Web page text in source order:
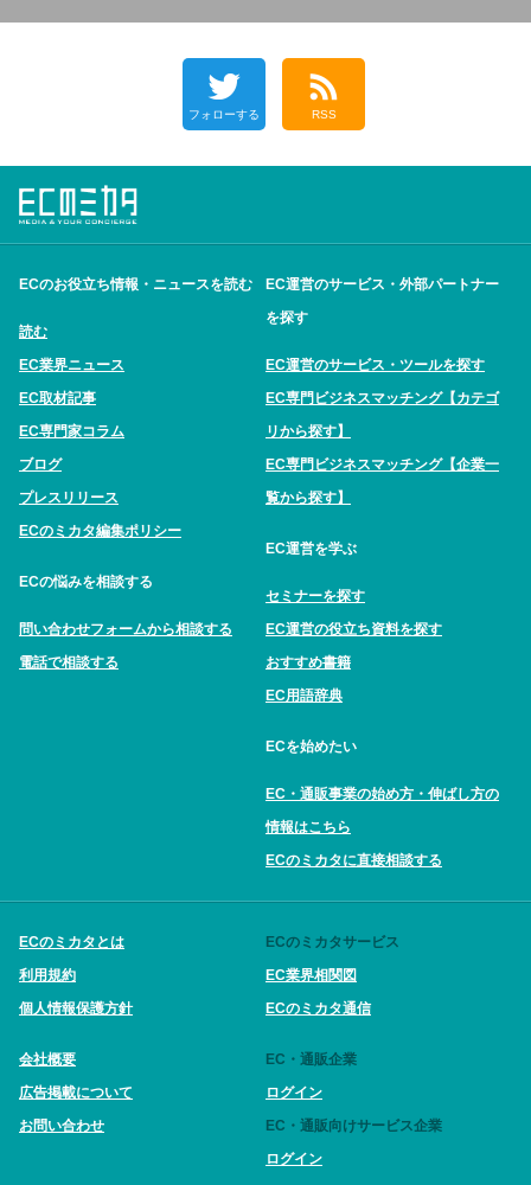
フォローする RSS
ECのお役立ち情報・ニュースを読む
読む
EC業界ニュース
EC取材記事
EC専門家コラム
ブログ
プレスリリース
ECのミカタ編集ポリシー
ECの悩みを相談する
問い合わせフォームから相談する
電話で相談する
EC運営のサービス・外部パートナー
を探す
EC運営のサービス・ツールを探す
EC専門ビジネスマッチング【カテゴ
リから探す】
EC専門ビジネスマッチング【企業一
覧から探す】
EC運営を学ぶ
セミナーを探す
EC運営の役立ち資料を探す
おすすめ書籍
EC用語辞典
ECを始めたい
EC・通販事業の始め方・伸ばし方の
情報はこちら
ECのミカタに直接相談する
ECのミカタとは
利用規約
個人情報保護方針
会社概要
広告掲載について
お問い合わせ
ECのミカタサービス
EC業界相関図
ECのミカタ通信
EC・通販企業
ログイン
EC・通販向けサービス企業
ログイン